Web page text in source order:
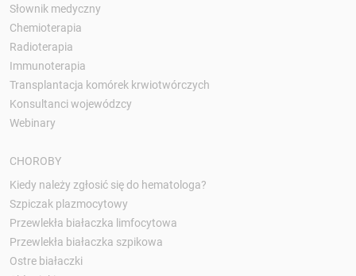
Słownik medyczny
Chemioterapia
Radioterapia
Immunoterapia
Transplantacja komórek krwiotwórczych
Konsultanci wojewódzcy
Webinary
CHOROBY
Kiedy należy zgłosić się do hematologa?
Szpiczak plazmocytowy
Przewlekła białaczka limfocytowa
Przewlekła białaczka szpikowa
Ostre białaczki